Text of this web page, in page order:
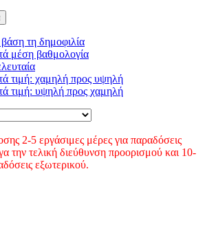
τη δημοφιλία
μέση βαθμολογία
τιμή: χαμηλή προς υψηλή
τιμή: υψηλή προς χαμηλή
2-5 εργάσιμες μέρες για παραδόσεις
την τελική διεύθυνση προορισμού και 10-
εξωτερικού.